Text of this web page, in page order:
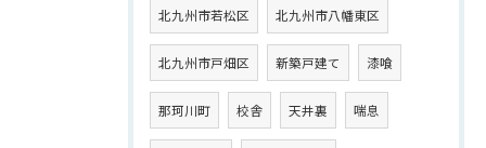
北九州市若松区 北九州市八幡東区
北九州市戸畑区 新築戸建て 漆喰
那珂川町 校舎 天井裏 喘息